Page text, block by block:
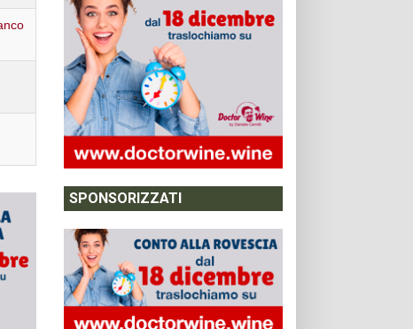
SPONSORIZZATI